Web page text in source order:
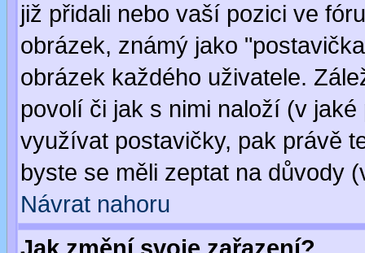
již přidali nebo vaší pozici ve
obrázek, známý jako
obrázek každého uživatele.
povolí či jak s nimi naloží (v
využívat postavičky, pak právě
byste se měli zeptat na důvody
Návrat nahoru